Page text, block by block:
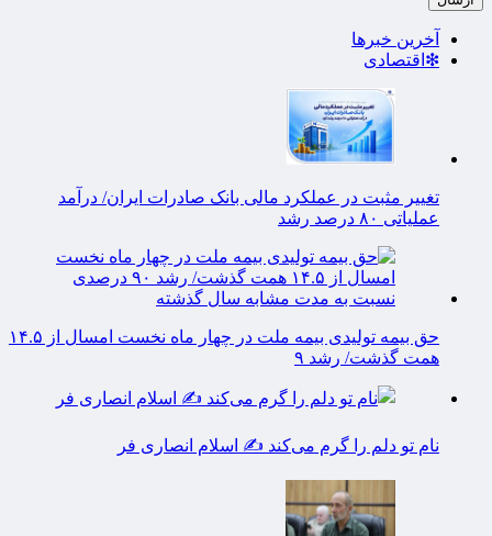
آخرین خبرها
❇اقتصادی
تغییر مثبت در عملکرد مالی بانک صادرات ایران/ درآمد
عملیاتی ۸۰ درصد رشد
حق بیمه تولیدی بیمه ملت در چهار ماه نخست امسال از ۱۴.۵
همت گذشت/ رشد ۹
نام تو دلم را گرم می‌کند ✍️ اسلام انصاری فر